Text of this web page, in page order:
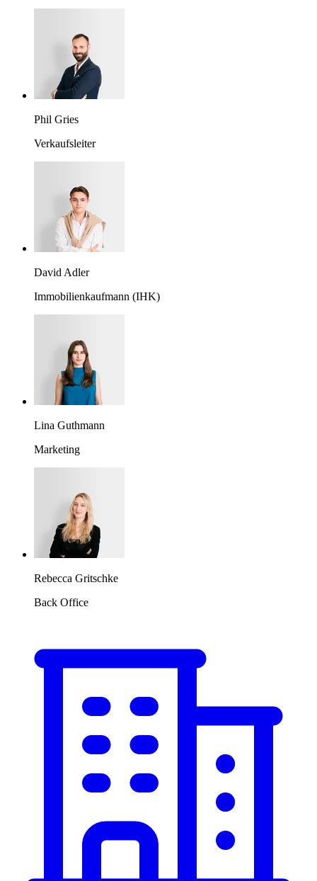
Phil Gries
Verkaufsleiter
David Adler
Immobilienkaufmann (IHK)
Lina Guthmann
Marketing
Rebecca Gritschke
Back Office